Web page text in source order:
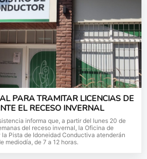
PARA TRAMITAR LICENCIAS DE
EL RECESO INVERNAL
informa que, a partir del lunes 20 de
del receso invernal, la Oficina de
Pista de Idoneidad Conductiva atenderán
mediodía, de 7 a 12 horas.